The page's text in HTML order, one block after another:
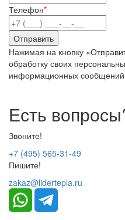
Телефон*
Нажимая на кнопку
обработку своих
информационных
Есть
Звоните!
+7 (495) 565-31-49
Пишите!
zakaz@lidertepla.ru